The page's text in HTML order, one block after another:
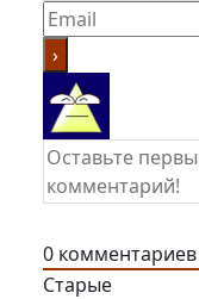
0 комментариев
Старые